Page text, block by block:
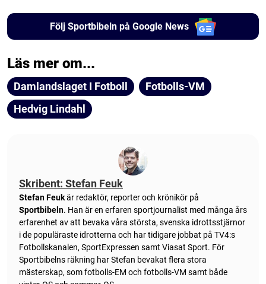
Följ Sportbibeln på Google News
Läs mer om...
Damlandslaget I Fotboll
Fotbolls-VM
Hedvig Lindahl
Skribent: Stefan Feuk
Stefan Feukär redaktör, reporter och krönikör på
Sportbibeln. Han är en erfaren sportjournalist med många års
erfarenhet av att bevaka våra största, svenska idrottsstjärnor
i de populäraste idrotterna och har tidigare jobbat på TV4:s
Fotbollskanalen, SportExpressen samt Viasat Sport. För
Sportbibelns räkning har Stefan bevakat flera stora
mästerskap, som fotbolls-EM och fotbolls-VM samt både